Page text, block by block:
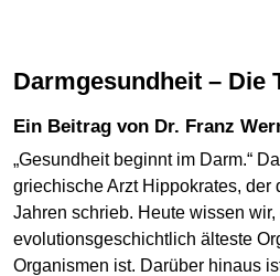
Darmgesundheit – Die
Ein Beitrag von Dr. Franz
„Gesundheit beginnt im Darm.“
griechische Arzt Hippokrates, der
Jahren schrieb. Heute wissen
evolutionsgeschichtlich älteste
Organismen ist. Darüber hinaus